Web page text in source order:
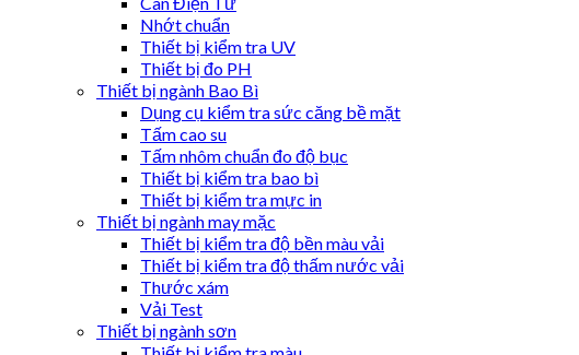
Nhớt chuẩn
Thiết bị kiểm tra UV
Thiết bị đo PH
Thiết bị ngành Bao Bì
Dụng cụ kiểm tra sức căng bề mặt
Tấm cao su
Tấm nhôm chuẩn đo độ bục
Thiết bị kiểm tra bao bì
Thiết bị kiểm tra mực in
Thiết bị ngành may mặc
Thiết bị kiểm tra độ bền màu vải
Thiết bị kiểm tra độ thấm nước vải
Thước xám
Vải Test
Thiết bị ngành sơn